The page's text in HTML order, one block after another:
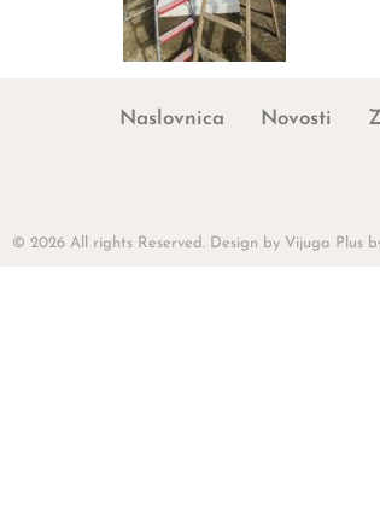
Naslovnica Novosti
© 2026 All rights Reserved. Design by Vijuga Plus